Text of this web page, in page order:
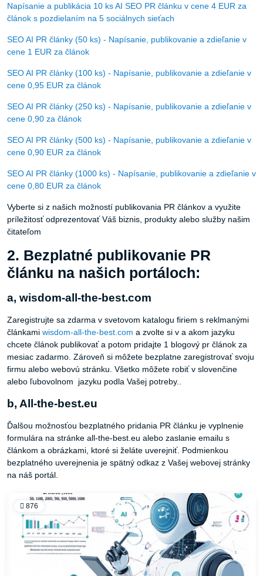
Napísanie a publikácia 10 ks AI SEO PR článku v cene 4 EUR za
článok s pozdielaním na 5 sociálnych sieťach
SEO AI PR články (50 ks) - Napísanie, publikovanie a zdieľanie v
cene 1 EUR za článok
SEO AI PR články (100 ks) - Napísanie, publikovanie a zdieľanie v
cene 0,95 EUR za článok
SEO AI PR články (250 ks) - Napísanie, publikovanie a zdieľanie v
cene 0,90 za článok
SEO AI PR články (500 ks) - Napísanie, publikovanie a zdieľanie v
cene 0,90 EUR za článok
SEO AI PR články (1000 ks) - Napísanie, publikovanie a zdieľanie v
cene 0,80 EUR za článok
Vyberte si z našich možností publikovania PR článkov a využite
príležitosť odprezentovať Váš biznis, produkty alebo služby našim
čitateľom
2. Bezplatné publikovanie PR
článku na našich portáloch:
a, wisdom-all-the-best.com
Zaregistrujte sa zdarma v svetovom katalogu firiem s reklmanými
článkami wisdom-all-the-best.com a zvolte si v a akom jazyku
chcete článok publikovať a potom pridajte 1 blogový pr článok za
mesiac zadarmo. Zároveň si môžete bezplatne zaregistrovať svoju
firmu alebo webovú stránku. Všetko môžete robiť v slovenčine
alebo ľubovolnom jazyku podla Vašej potreby..
b, All-the-best.eu
Ďalšou možnosťou bezplatného pridania PR článku je vyplnenie
formulára na stránke all-the-best.eu alebo zaslanie emailu s
článkom a obrázkami, ktoré si želáte uverejniť. Podmienkou
bezplatného uverejnenia je spätný odkaz z Vašej webovej stránky
na náš portál.
876